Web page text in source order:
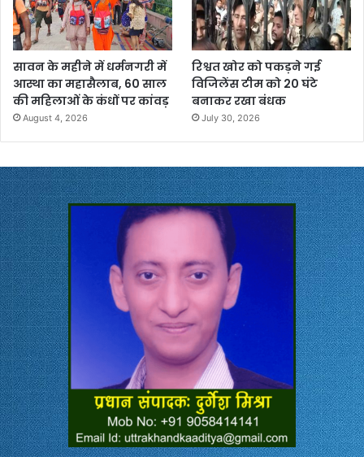
सावन के महीने में धर्मनगरी में
आस्था का महासैलाब, 60 साल
की महिलाओं के कंधों पर कांवड़
August 4, 2026
रिश्वत खोर को पकड़ने गई
विजिलेंस टीम को 20 घंटे
बनाकर रखा बंधक
July 30, 2026